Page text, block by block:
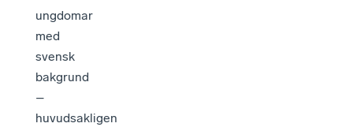
ungdomar
med
svensk
bakgrund
–
huvudsakligen